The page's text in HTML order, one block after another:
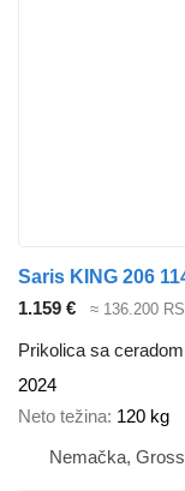
Saris KING 206
1.159 €
≈ 136.200
Prikolica sa ceradom
2024
Neto težina 120 kg
Nemačka,